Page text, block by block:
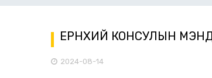
ЕРӨНХИЙ КОНСУЛЫН
2024-08-14